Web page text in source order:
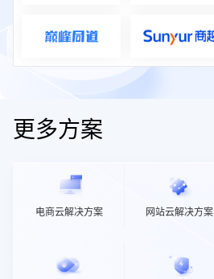
更多方案
电商云解决方案 网站云解决方案